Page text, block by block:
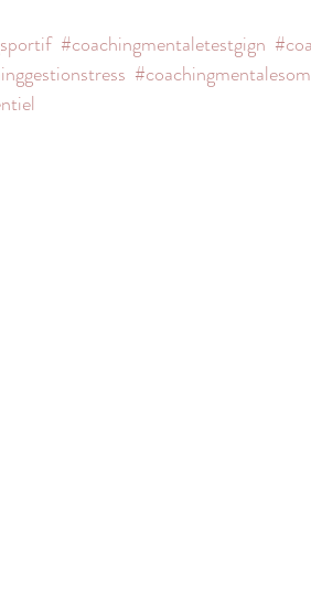
#coachingmentaletestgign